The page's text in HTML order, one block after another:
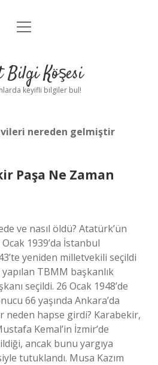
Anasayfa
Yasal Uyarı
menüyü
Bilgi Köşesi
keyifli bilgiler bul!
nereden gelmiştir
Paşa Ne Zaman
ve nasıl öldü? Atatürk’ün
1939’da İstanbul
yeniden milletvekili seçildi
TBMM başkanlık
seçildi. 26 Ocak 1948’de
66 yaşında Ankara’da
neden hapse girdi? Karabekir,
Kemal’in İzmir’de
ancak bunu yargıya
tutuklandı. Musa Kazım